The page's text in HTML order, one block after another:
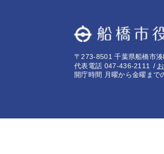
〒273-8501 千葉県船橋市
代表電話 047-436-2111
開庁時間 月曜から金曜まで